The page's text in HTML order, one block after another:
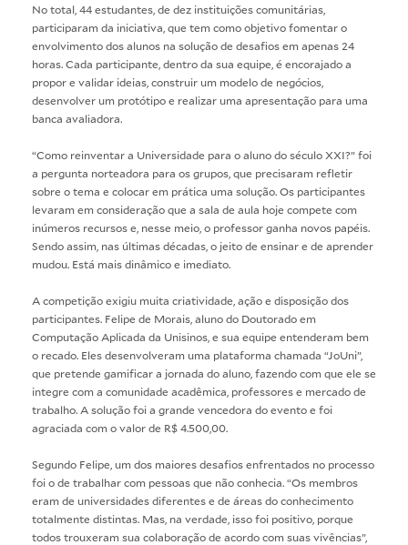
No total, 44 estudantes, de dez instituições comunitárias,
participaram da iniciativa, que tem como objetivo fomentar o
envolvimento dos alunos na solução de desafios em apenas 24
horas. Cada participante, dentro da sua equipe, é encorajado a
propor e validar ideias, construir um modelo de negócios,
desenvolver um protótipo e realizar uma apresentação para uma
banca avaliadora.
“Como reinventar a Universidade para o aluno do século XXI?” foi
a pergunta norteadora para os grupos, que precisaram refletir
sobre o tema e colocar em prática uma solução. Os participantes
levaram em consideração que a sala de aula hoje compete com
inúmeros recursos e, nesse meio, o professor ganha novos papéis.
Sendo assim, nas últimas décadas, o jeito de ensinar e de aprender
mudou. Está mais dinâmico e imediato.
A competição exigiu muita criatividade, ação e disposição dos
participantes. Felipe de Morais, aluno do Doutorado em
Computação Aplicada da Unisinos, e sua equipe entenderam bem
o recado. Eles desenvolveram uma plataforma chamada “JoUni”,
que pretende gamificar a jornada do aluno, fazendo com que ele se
integre com a comunidade acadêmica, professores e mercado de
trabalho. A solução foi a grande vencedora do evento e foi
agraciada com o valor de R$ 4.500,00.
Segundo Felipe, um dos maiores desafios enfrentados no processo
foi o de trabalhar com pessoas que não conhecia. “Os membros
eram de universidades diferentes e de áreas do conhecimento
totalmente distintas. Mas, na verdade, isso foi positivo, porque
todos trouxeram sua colaboração de acordo com suas vivências”,